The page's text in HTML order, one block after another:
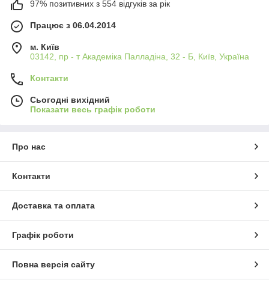
97% позитивних з 554 відгуків за рік
Працює з 06.04.2014
м. Київ
03142, пр - т Академіка Палладіна, 32 - Б, Київ, Україна
Контакти
Сьогодні вихідний
Показати весь графік роботи
Про нас
Контакти
Доставка та оплата
Графік роботи
Повна версія сайту